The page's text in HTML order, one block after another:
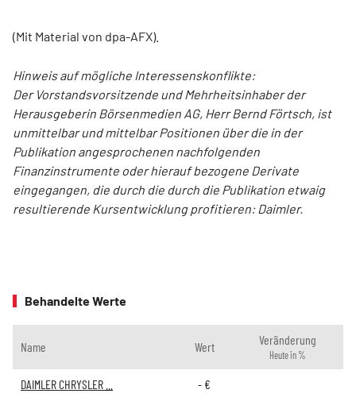
(Mit Material von dpa-AFX).
Hinweis auf mögliche Interessenskonflikte:
Der Vorstandsvorsitzende und Mehrheitsinhaber der
Herausgeberin Börsenmedien AG, Herr Bernd Förtsch, ist
unmittelbar und mittelbar Positionen über die in der
Publikation angesprochenen nachfolgenden
Finanzinstrumente oder hierauf bezogene Derivate
eingegangen, die durch die durch die Publikation etwaig
resultierende Kursentwicklung profitieren: Daimler.
Behandelte Werte
Name Wert Veränderung
Heute in %
DAIMLER CHRYSLER ... - €